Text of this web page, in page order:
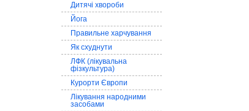
Дитячі хвороби
Йога
Правильне харчування
Як схуднути
ЛФК (лікувальна
фізкультура)
Курорти Європи
Лікування народними
засобами